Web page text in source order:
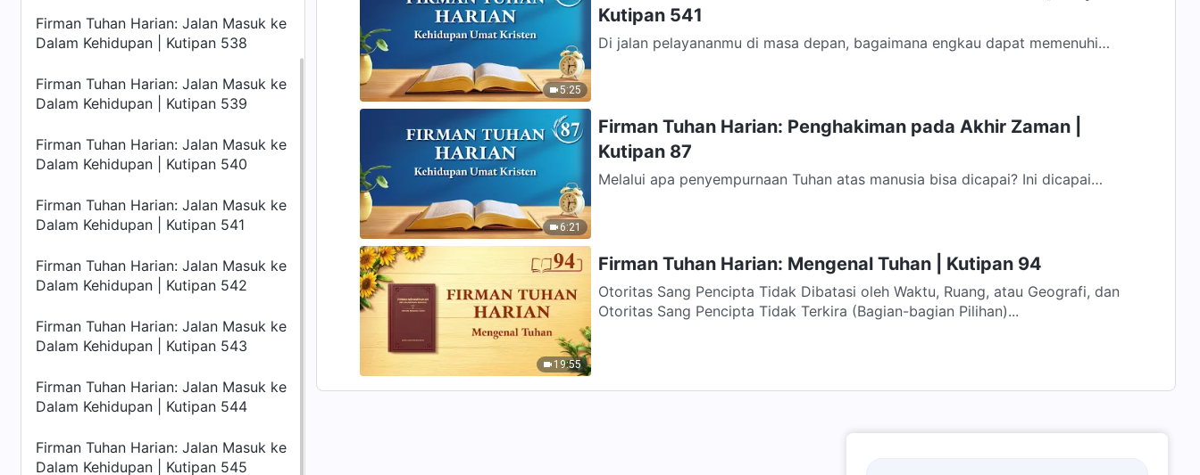
Firman Tuhan Harian: Jalan Masuk ke
Dalam Kehidupan | Kutipan 538
Firman Tuhan Harian: Jalan Masuk ke
Dalam Kehidupan | Kutipan 539
Firman Tuhan Harian: Jalan Masuk ke
Dalam Kehidupan | Kutipan 540
Firman Tuhan Harian: Jalan Masuk ke
Dalam Kehidupan | Kutipan 541
Firman Tuhan Harian: Jalan Masuk ke
Dalam Kehidupan | Kutipan 542
Firman Tuhan Harian: Jalan Masuk ke
Dalam Kehidupan | Kutipan 543
Firman Tuhan Harian: Jalan Masuk ke
Dalam Kehidupan | Kutipan 544
Firman Tuhan Harian: Jalan Masuk ke
Dalam Kehidupan | Kutipan 545
5:25
Kutipan 541
Di jalan pelayananmu di masa depan, bagaimana engkau dapat memenuhi
6:21
Firman Tuhan Harian: Penghakiman pada Akhir Zaman |
Kutipan 87
Melalui apa penyempurnaan Tuhan atas manusia bisa dicapai? Ini dicapai
19:55
Firman Tuhan Harian: Mengenal Tuhan | Kutipan 94
Otoritas Sang Pencipta Tidak Dibatasi oleh Waktu, Ruang, atau Geografi, dan
Otoritas Sang Pencipta Tidak Terkira (Bagian-bagian Pilihan)...